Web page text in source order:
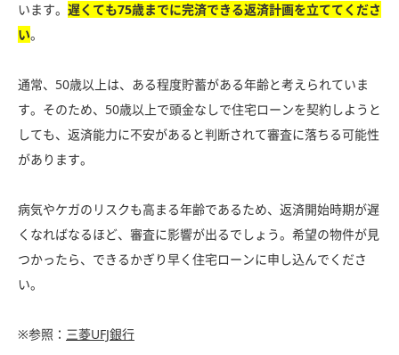
います。 遅くても75歳までに完済できる返済計画を立ててくださ
い。
通常、50歳以上は、ある程度貯蓄がある年齢と考えられていま
す。そのため、50歳以上で頭金なしで住宅ローンを契約しようと
しても、返済能力に不安があると判断されて審査に落ちる可能性
があります。
病気やケガのリスクも高まる年齢であるため、返済開始時期が遅
くなればなるほど、審査に影響が出るでしょう。希望の物件が見
つかったら、できるかぎり早く住宅ローンに申し込んでくださ
い。
※参照： 三菱UFJ銀行